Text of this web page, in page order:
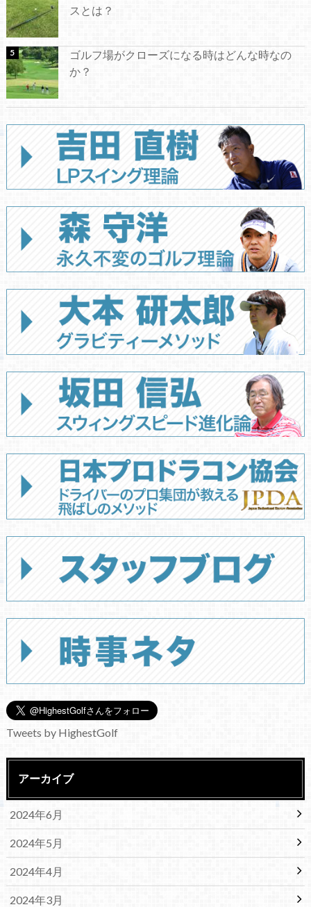
スとは？
ゴルフ場がクローズになる時はどんな時なの
か？
Tweets by HighestGolf
アーカイブ
2024年6月
2024年5月
2024年4月
2024年3月